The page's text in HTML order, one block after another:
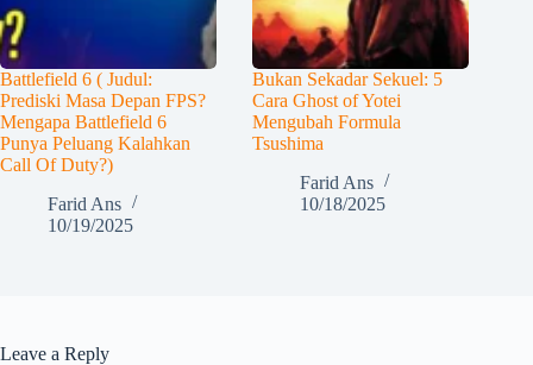
Battlefield 6 ( Judul:
Prediski Masa Depan FPS?
Mengapa Battlefield 6
Punya Peluang Kalahkan
Call Of Duty?)
Farid Ans
10/19/2025
Bukan Sekadar Sekuel: 5
Cara Ghost of Yotei
Mengubah Formula
Tsushima
Farid Ans
10/18/2025
Leave a Reply